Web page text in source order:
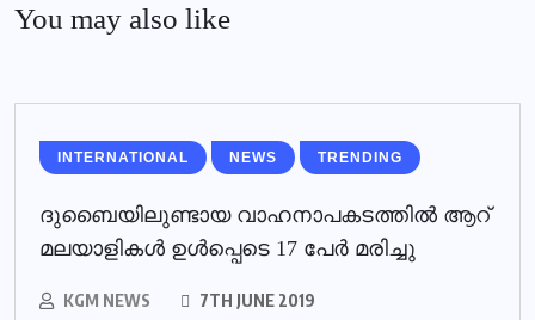
You may also like
INTERNATIONAL NEWS TRENDING
ദുബൈയിലുണ്ടായ വാഹനാപകടത്തില്‍ ആറ്
മലയാളികള്‍ ഉള്‍പ്പെടെ 17 പേര്‍ മരിച്ചു
KGM NEWS 7TH JUNE 2019